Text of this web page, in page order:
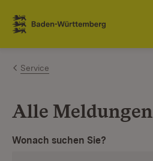
Zum Inhalt springen
Link zur Startseite
Service
Alle Meldungen
Wonach suchen Sie?